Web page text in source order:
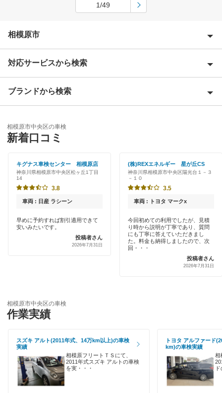
1/49
相模原市
相模原市緑区
相模原市
対応サービスから検索
Award 受賞店
特典あり
新車初回割りあり
ハイブリッド車OK
EV車OK
120分以内の車検
1日車検
ブランドから検索
「車検の速太郎」
アップル車検
オートバックス
中部自動車販売（チューブ＆BCN）
車検館
コスモの車検
車検のコバック
ミタニ車検
GTNET×カフェ車検
相模原市中央区の車検
新着口コミ
キグナス車検センター 相模原店
神奈川県相模原市中央区松ヶ丘1丁目
14
3.8
車両 : 日産 ラシーン
早めに予約すれば割引適用できて
安いみたいです。
投稿者さん
2026年7月31日
(株)REXエネルギー 星が丘CS
神奈川県相模原市中央区陽光台１－３
－１０
3.5
車両 : トヨタ マークx
今回初めての利用でしたが、見積
り時から説明が丁寧であり、質問
にも丁寧に答えていただきまし
た。料金も納得しましたので、次
回・・・
投稿者さん
2026年7月31日
相模原市中央区の車検
作業実績
スズキ アルト(2011年式、14万km以上)の車検
実績
相模原フリートＴＳにて、
2011年式スズキ アルトの車検
を実・・・
トヨタ アルファード
km)の車検実績
相